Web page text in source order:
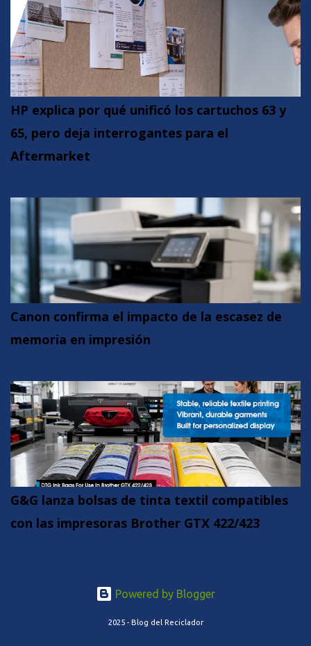
HP explica por qué unificó los cartuchos 63 y
65, pero deja interrogantes para el
Aftermarket
Canon confirma el impacto de la escasez de
memoria en impresión
G&G lanza bolsas de tinta textil compatibles
con las impresoras Brother GTX 422/423
Powered by Blogger
2025 - Blog del Reciclador